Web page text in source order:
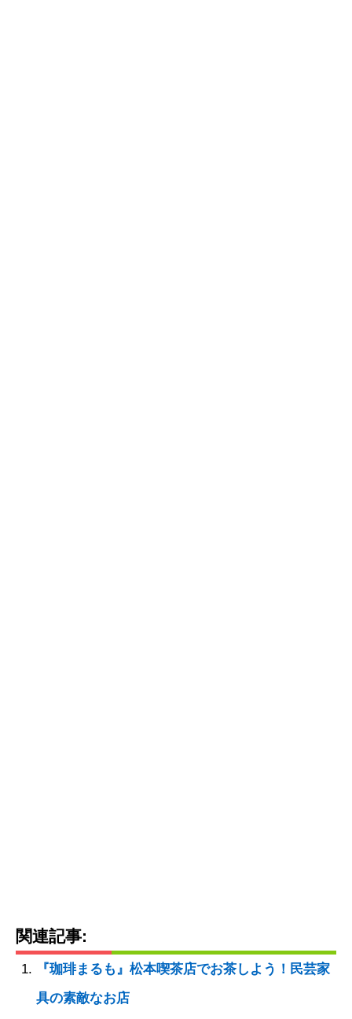
関連記事:
『珈琲まるも』松本喫茶店でお茶しよう！民芸家
具の素敵なお店